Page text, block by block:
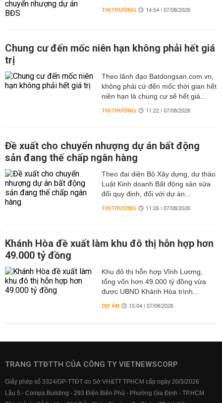
THỊ TRƯỜNG 14:54 | 07/08/2026
Chung cư đến mốc niên hạn không phải hết giá
trị
Theo lãnh đạo Batdongsan.com.vn,
không phải cứ đến mốc thời gian hết
niên hạn là chung cư sẽ hết giá...
THỊ TRƯỜNG 11:22 | 07/08/2026
Đề xuất cho chuyển nhượng dự án bất động
sản đang thế chấp ngân hàng
Theo đại diện Bộ Xây dựng, dự thảo
Luật Kinh doanh Bất động sản sửa
đổi quy định, đối với dự án...
THỊ TRƯỜNG 11:26 | 07/08/2026
Khánh Hòa đề xuất làm khu đô thị hỗn hợp hơn
49.000 tỷ đồng
Khu đô thị hỗn hợp Vĩnh Lương,
tổng vốn hơn 49.000 tỷ đồng vừa
được UBND Khánh Hòa trình...
DỰ ÁN 15:04 | 07/08/2026
TRANG TTĐTTH CỦA CÔNG TY VIETNEWSCORP
Giấy phép số 3324/GP-TTĐT do Sở VH&TT TPHCM cấp ngày 20/3/2026
Lầu 5 - Compa Building - 293 Điện Biên Phủ - Phường Gia Định - TP.HCM